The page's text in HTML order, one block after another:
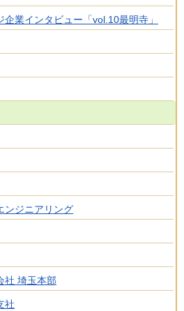
業インタビュー「vol.10最明寺」
ンジニアリング
社 埼玉本部
社